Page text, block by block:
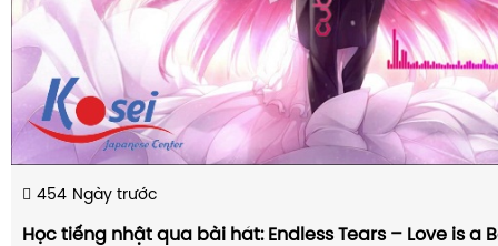
454 Ngày trước
Học tiếng nhật qua bài hát: Endless Tears – Love is a